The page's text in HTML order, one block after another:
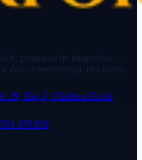
programe de longevitate
date și neuroștiință. București.
29, Etaj 3, Clădirea David
479 976